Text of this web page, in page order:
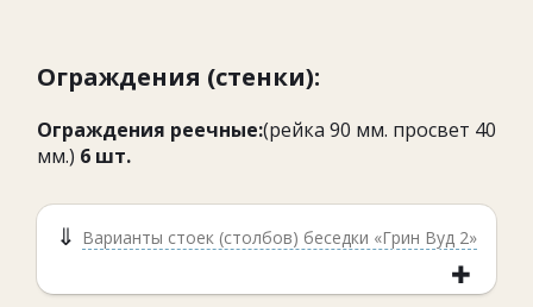
Ограждения (стенки):
Ограждения реечные:(рейка 90 мм. просвет 40
мм.) 6 шт.
Варианты стоек (столбов) беседки «Грин Вуд 2»